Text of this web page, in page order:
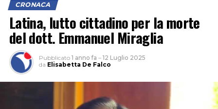
CRONACA
Latina, lutto cittadino per la morte
del dott. Emmanuel Miraglia
Pubblicato 1 anno fa – 12 Luglio 2025
da Elisabetta De Falco